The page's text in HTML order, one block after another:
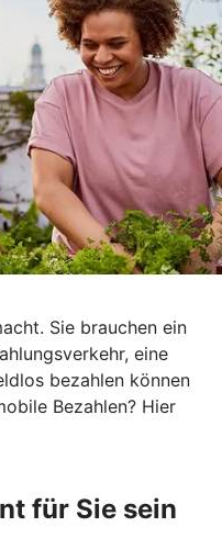
Sie brauchen ein
eine
bezahlen können
Bezahlen? Hier
für Sie sein